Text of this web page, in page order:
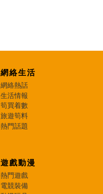
網絡生活
網絡熱話
生活情報
筍買着數
旅遊筍料
熱門話題
遊戲動漫
熱門遊戲
電競裝備